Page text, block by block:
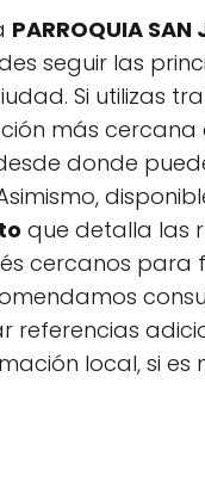
PARROQUIA SAN
seguir las
Si utilizas
más cercana
donde
que detalla las
cercanos para
referencias
local, si es